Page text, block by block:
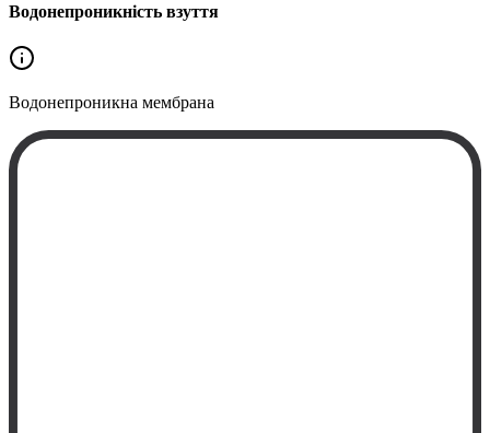
Водонепроникність взуття
Водонепроникна мембрана